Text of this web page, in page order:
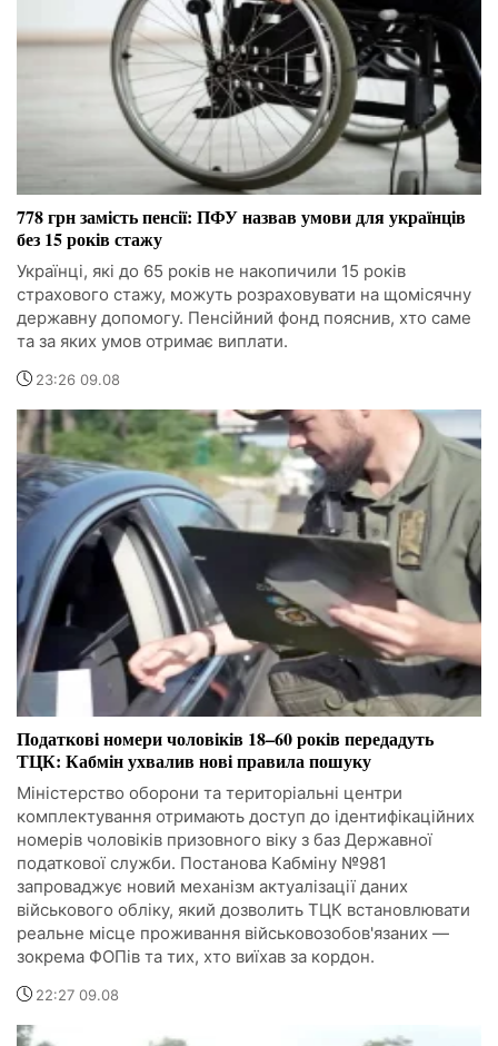
778 грн замість пенсії: ПФУ назвав умови для українців
без 15 років стажу
Українці, які до 65 років не накопичили 15 років
страхового стажу, можуть розраховувати на щомісячну
державну допомогу. Пенсійний фонд пояснив, хто саме
та за яких умов отримає виплати.
23:26 09.08
Податкові номери чоловіків 18–60 років передадуть
ТЦК: Кабмін ухвалив нові правила пошуку
Міністерство оборони та територіальні центри
комплектування отримають доступ до ідентифікаційних
номерів чоловіків призовного віку з баз Державної
податкової служби. Постанова Кабміну №981
запроваджує новий механізм актуалізації даних
військового обліку, який дозволить ТЦК встановлювати
реальне місце проживання військовозобов'язаних —
зокрема ФОПів та тих, хто виїхав за кордон.
22:27 09.08